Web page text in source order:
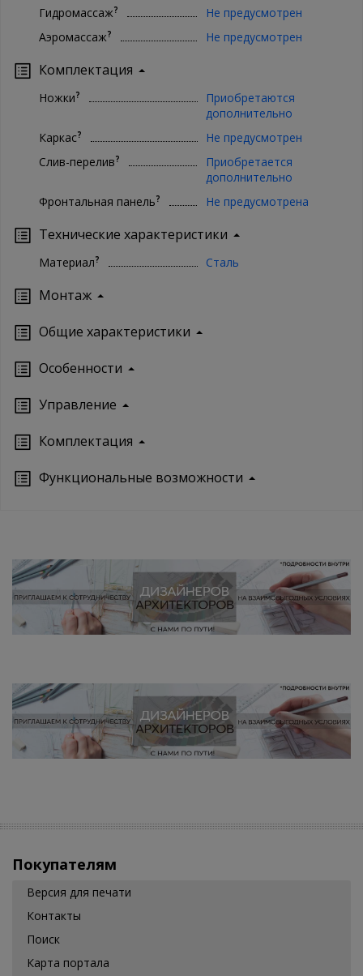
Гидромассаж?
Не предусмотрен
Аэромассаж? Не предусмотрен
Комплектация
Ножки?
Приобретаются
дополнительно
Каркас?
Не предусмотрен
Слив-перелив?
Приобретается
дополнительно
Фронтальная панель? Не предусмотрена
Технические характеристики
Материал? Сталь
Монтаж
Oбщие характеристики
Особенности
Управление
Кoмплектация
Функциональные возможности
Покупателям
Версия для печати
Контакты
Поиск
Карта портала